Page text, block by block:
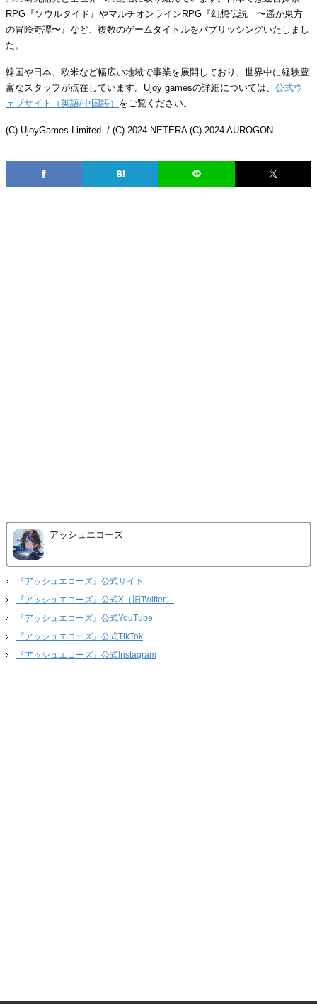
RPG『ソウルタイド』やマルチオンラインRPG『幻想伝説 〜遥か東方
の冒険奇譚〜』など、複数のゲームタイトルをパブリッシングいたしまし
た。
韓国や日本、欧米など幅広い地域で事業を展開しており、世界中に経験豊
富なスタッフが点在しています。Ujoy gamesの詳細については、 公式ウ
ェブサイト（英語/中国語） をご覧ください。
(C) UjoyGames Limited. / (C) 2024 NETERA (C) 2024 AUROGON
アッシュエコーズ
『アッシュエコーズ』公式サイト
『アッシュエコーズ』公式X（旧Twitter）
『アッシュエコーズ』公式YouTube
『アッシュエコーズ』公式TikTok
『アッシュエコーズ』公式Instagram